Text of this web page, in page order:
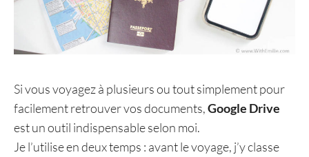
Si vous voyagez à plusieurs ou tout simplement pour
facilement retrouver vos documents,Google Drive
est un outil indispensable selon moi.
Je l’utilise en deux temps : avant le voyage, j’y classe